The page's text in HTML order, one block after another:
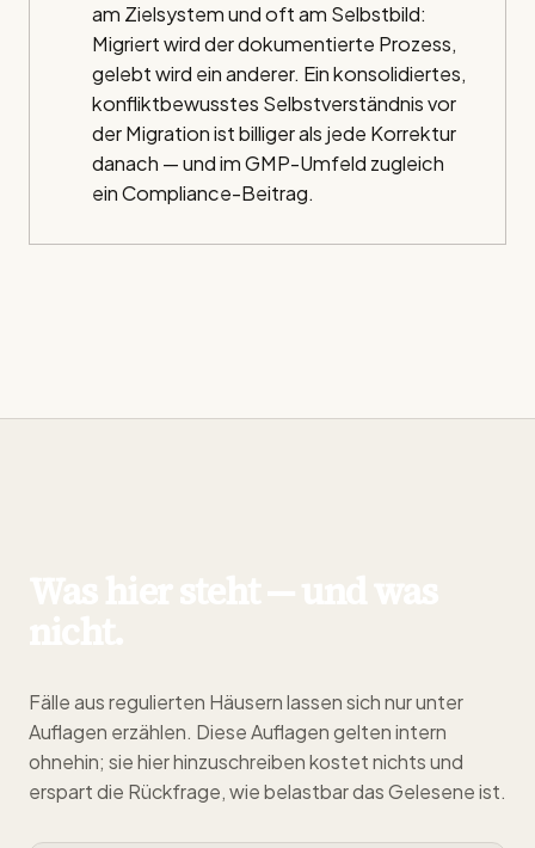
am Zielsystem und oft am Selbstbild:
Migriert wird der dokumentierte Prozess,
gelebt wird ein anderer. Ein konsolidiertes,
konfliktbewusstes Selbstverständnis vor
der Migration ist billiger als jede Korrektur
danach — und im GMP-Umfeld zugleich
ein Compliance-Beitrag.
Fälle aus regulierten Häusern lassen sich nur unter
Auflagen erzählen. Diese Auflagen gelten intern
ohnehin; sie hier hinzuschreiben kostet nichts und
erspart die Rückfrage, wie belastbar das Gelesene ist.